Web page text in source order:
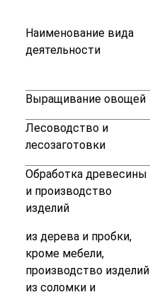
Наименование вида
деятельности
Выращивание овощей
Лесоводство и
лесозаготовки
Обработка древесины
и производство
изделий
из дерева и пробки,
кроме мебели,
производство изделий
из соломки и